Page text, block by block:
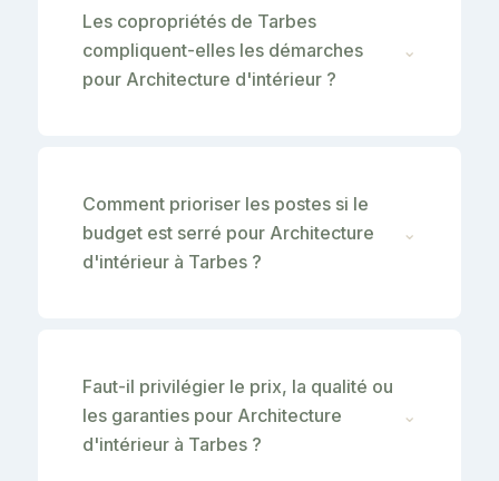
Les copropriétés de Tarbes
compliquent-elles les démarches
pour Architecture d'intérieur ?
⌄
Comment prioriser les postes si le
budget est serré pour Architecture
d'intérieur à Tarbes ?
⌄
Faut-il privilégier le prix, la qualité ou
les garanties pour Architecture
d'intérieur à Tarbes ?
⌄